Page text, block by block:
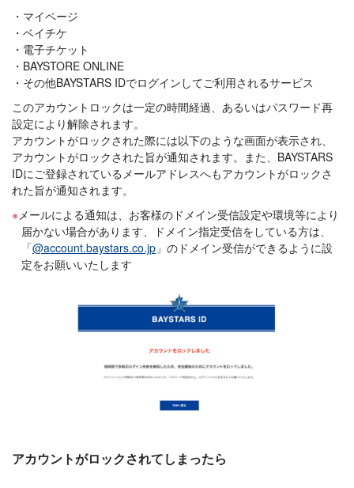
マイページ
ベイチケ
電子チケット
BAYSTORE ONLINE
その他BAYSTARS IDでログインしてご利用されるサービス
このアカウントロックは一定の時間経過、あるいはパスワード再
設定により解除されます。
アカウントがロックされた際には以下のような画面が表示され、
アカウントがロックされた旨が通知されます。また、BAYSTARS
IDにご登録されているメールアドレスへもアカウントがロックさ
れた旨が通知されます。
メールによる通知は、お客様のドメイン受信設定や環境等により
届かない場合があります、ドメイン指定受信をしている方は、
「@account.baystars.co.jp 」のドメイン受信ができるように設
定をお願いいたします
アカウントがロックされてしまったら